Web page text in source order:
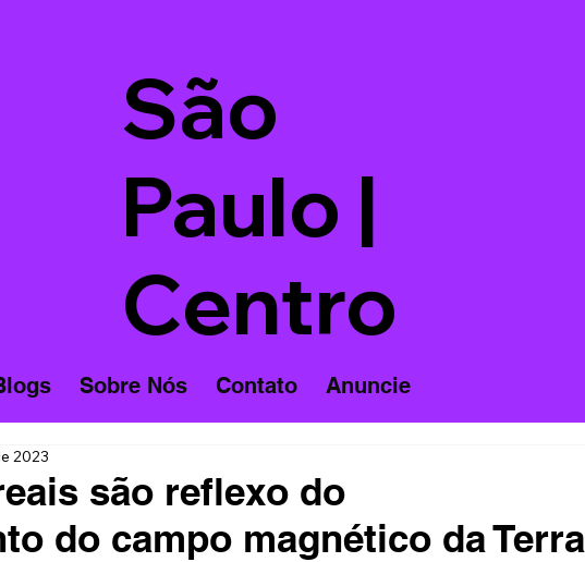
São
Paulo |
Centro
Sobre Nós Contato Anuncie
são reflexo do
do campo magnético da Terra
2023